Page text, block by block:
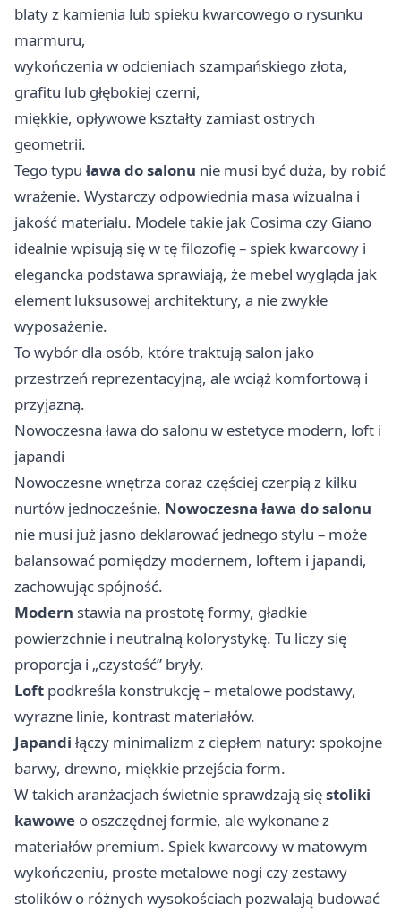
blaty z kamienia lub spieku kwarcowego o rysunku
marmuru,
wykończenia w odcieniach szampańskiego złota,
grafitu lub głębokiej czerni,
miękkie, opływowe kształty zamiast ostrych
geometrii.
Tego typu ława do salonu nie musi być duża, by robić
wrażenie. Wystarczy odpowiednia masa wizualna i
jakość materiału. Modele takie jak Cosima czy Giano
idealnie wpisują się w tę filozofię – spiek kwarcowy i
elegancka podstawa sprawiają, że mebel wygląda jak
element luksusowej architektury, a nie zwykłe
wyposażenie.
To wybór dla osób, które traktują salon jako
przestrzeń reprezentacyjną, ale wciąż komfortową i
przyjazną.
Nowoczesna ława do salonu w estetyce modern, loft i
japandi
Nowoczesne wnętrza coraz częściej czerpią z kilku
nurtów jednocześnie. Nowoczesna ława do salonu
nie musi już jasno deklarować jednego stylu – może
balansować pomiędzy modernem, loftem i japandi,
zachowując spójność.
Modern stawia na prostotę formy, gładkie
powierzchnie i neutralną kolorystykę. Tu liczy się
proporcja i „czystość” bryły.
Loft podkreśla konstrukcję – metalowe podstawy,
wyrazne linie, kontrast materiałów.
Japandi łączy minimalizm z ciepłem natury: spokojne
barwy, drewno, miękkie przejścia form.
W takich aranżacjach świetnie sprawdzają sięstoliki
kawowe o oszczędnej formie, ale wykonane z
materiałów premium. Spiek kwarcowy w matowym
wykończeniu, proste metalowe nogi czy zestawy
stolików o różnych wysokościach pozwalają budować